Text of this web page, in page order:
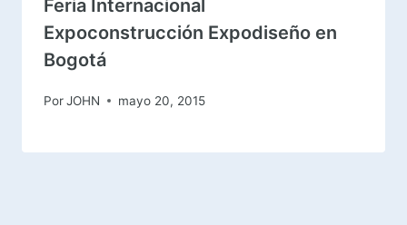
Feria Internacional
Expoconstrucción Expodiseño en
Bogotá
PorJOHN mayo 20, 2015